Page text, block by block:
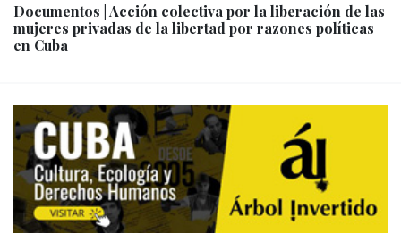
Documentos | Acción colectiva por la liberación de las
mujeres privadas de la libertad por razones políticas
en Cuba